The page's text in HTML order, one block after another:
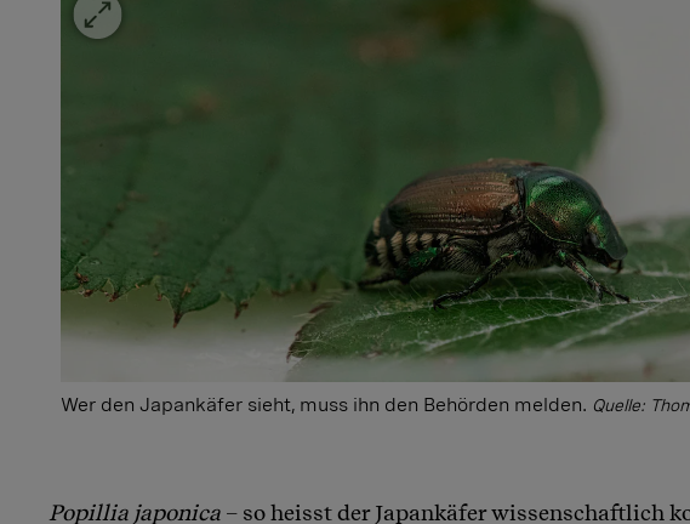
Wer den Japankäfer sieht, muss ihn den Behörden melden. Quelle:
Popillia japonica – so heisst der Japankäfer wissenschaftlich